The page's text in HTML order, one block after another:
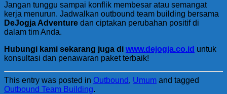
Jangan tunggu sampai konflik membesar atau semangat
kerja menurun. Jadwalkan outbound team building bersama
DeJogja Adventure dan ciptakan perubahan positif di
dalam tim Anda.
Hubungi kami sekarang juga di www.dejogja.co.id untuk
konsultasi dan penawaran paket terbaik!
This entry was posted in Outbound, Umum and tagged
Outbound Team Building.